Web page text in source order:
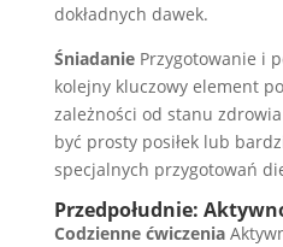
dokładnych dawek.
ŚniadaniePrzygotowanie i
kolejny kluczowy element
zależności od stanu
być prosty posiłek lub
specjalnych przygotowań
Przedpołudnie:
Codzienne ćwiczenia